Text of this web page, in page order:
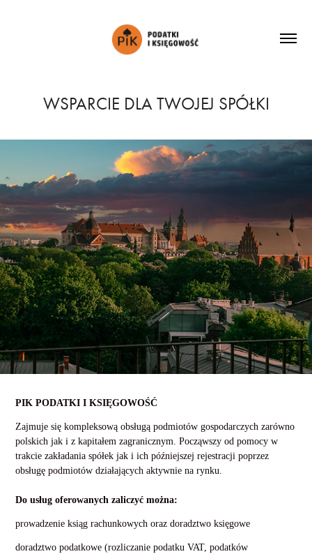
WSPARCIE DLA TWOJEJ SPÓŁKI
PIK PODATKI I KSIĘGOWOŚĆ
Zajmuje się kompleksową obsługą podmiotów gospodarczych zarówno
polskich jak i z kapitałem zagranicznym. Począwszy od pomocy w
trakcie zakładania spółek jak i ich późniejszej rejestracji poprzez
obsługę podmiotów działających aktywnie na rynku.
Do usług oferowanych zaliczyć można:
prowadzenie ksiąg rachunkowych oraz doradztwo księgowe
doradztwo podatkowe (rozliczanie podatku VAT, podatków